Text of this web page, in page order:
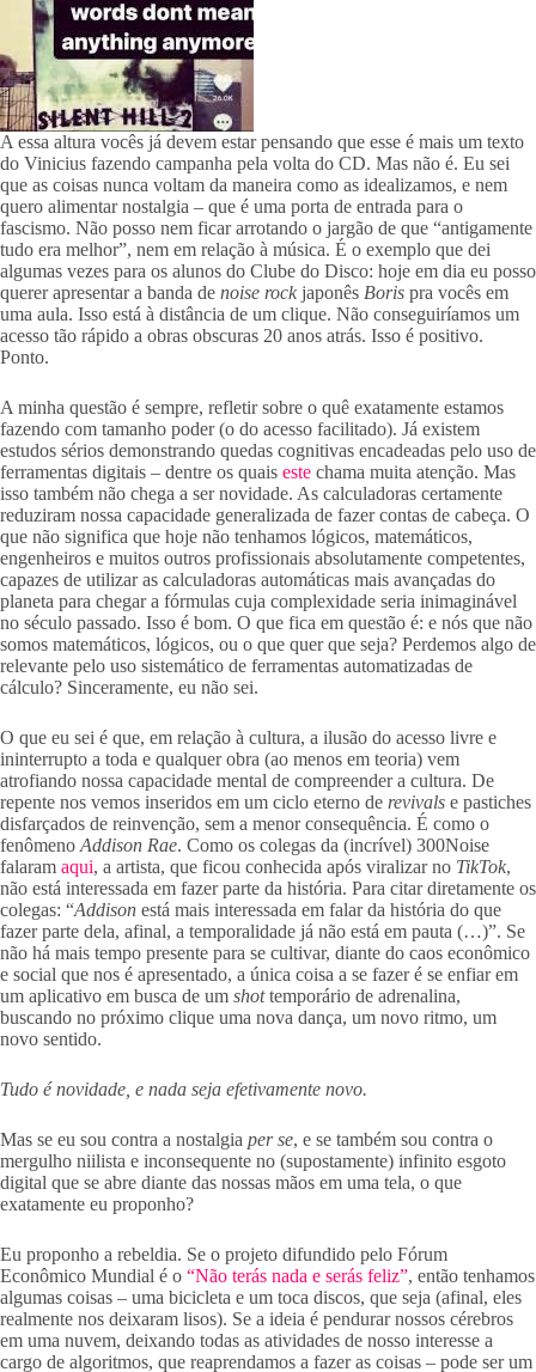
A essa altura vocês já devem estar pensando que esse é mais um texto
do Vinicius fazendo campanha pela volta do CD. Mas não é. Eu sei
que as coisas nunca voltam da maneira como as idealizamos, e nem
quero alimentar nostalgia – que é uma porta de entrada para o
fascismo. Não posso nem ficar arrotando o jargão de que “antigamente
tudo era melhor”, nem em relação à música. É o exemplo que dei
algumas vezes para os alunos do Clube do Disco: hoje em dia eu posso
querer apresentar a banda de noise rock japonês Boris pra vocês em
uma aula. Isso está à distância de um clique. Não conseguiríamos um
acesso tão rápido a obras obscuras 20 anos atrás. Isso é positivo.
Ponto.
A minha questão é sempre, refletir sobre o quê exatamente estamos
fazendo com tamanho poder (o do acesso facilitado). Já existem
estudos sérios demonstrando quedas cognitivas encadeadas pelo uso de
ferramentas digitais – dentre os quais este chama muita atenção. Mas
isso também não chega a ser novidade. As calculadoras certamente
reduziram nossa capacidade generalizada de fazer contas de cabeça. O
que não significa que hoje não tenhamos lógicos, matemáticos,
engenheiros e muitos outros profissionais absolutamente competentes,
capazes de utilizar as calculadoras automáticas mais avançadas do
planeta para chegar a fórmulas cuja complexidade seria inimaginável
no século passado. Isso é bom. O que fica em questão é: e nós que não
somos matemáticos, lógicos, ou o que quer que seja? Perdemos algo de
relevante pelo uso sistemático de ferramentas automatizadas de
cálculo? Sinceramente, eu não sei.
O que eu sei é que, em relação à cultura, a ilusão do acesso livre e
ininterrupto a toda e qualquer obra (ao menos em teoria) vem
atrofiando nossa capacidade mental de compreender a cultura. De
repente nos vemos inseridos em um ciclo eterno de revivals e pastiches
disfarçados de reinvenção, sem a menor consequência. É como o
fenômeno Addison Rae. Como os colegas da (incrível) 300Noise
falaram aqui, a artista, que ficou conhecida após viralizar no TikTok,
não está interessada em fazer parte da história. Para citar diretamente os
colegas: “Addison está mais interessada em falar da história do que
fazer parte dela, afinal, a temporalidade já não está em pauta (…)”. Se
não há mais tempo presente para se cultivar, diante do caos econômico
e social que nos é apresentado, a única coisa a se fazer é se enfiar em
um aplicativo em busca de um shottemporário de adrenalina,
buscando no próximo clique uma nova dança, um novo ritmo, um
novo sentido.
Tudo é novidade, e nada seja efetivamente novo.
Mas se eu sou contra a nostalgia per se, e se também sou contra o
mergulho niilista e inconsequente no (supostamente) infinito esgoto
digital que se abre diante das nossas mãos em uma tela, o que
exatamente eu proponho?
Eu proponho a rebeldia. Se o projeto difundido pelo Fórum
Econômico Mundial é o “Não terás nada e serás feliz”, então tenhamos
algumas coisas – uma bicicleta e um toca discos, que seja (afinal, eles
realmente nos deixaram lisos). Se a ideia é pendurar nossos cérebros
em uma nuvem, deixando todas as atividades de nosso interesse a
cargo de algoritmos, que reaprendamos a fazer as coisas – pode ser um